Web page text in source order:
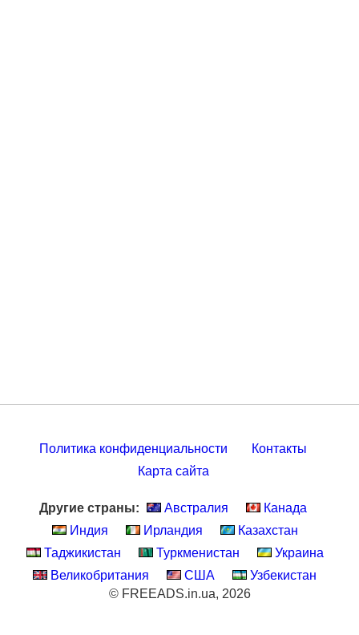
Политика конфиденциальности
Контакты
Карта сайта
Другие страны: Австралия
Канада
Индия
Ирландия
Казахстан
Таджикистан
Туркменистан
Украина
Великобритания
США
Узбекистан
© FREEADS.in.ua, 2026